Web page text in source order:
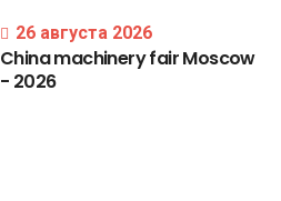
26 августа 2026
ChinamachineryfairMoscow
- 2026